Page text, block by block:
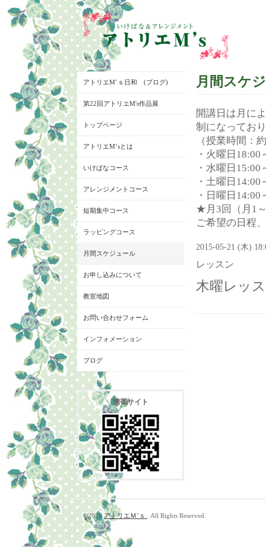
月間スケ
開講日は月に
制になってお
（授業時間：
・火曜日18:00
・水曜日15:00
・土曜日14:00
・日曜日14:00
★月3回（月1
ご希望の日程
2015-05-21 (木)
レッスン
木曜レッ
アトリエM’ｓ日和 (ブログ)
第22回アトリエM's作品展
トップページ
アトリエM‘sとは
いけばなコース
アレンジメントコース
短期集中コース
ラッピングコース
月間スケジュール
お申し込みについて
教室地図
お問い合わせフォーム
インフォメーション
ブログ
携帯サイト
©2026アトリエＭ’ｓ . All Rights Reserved.